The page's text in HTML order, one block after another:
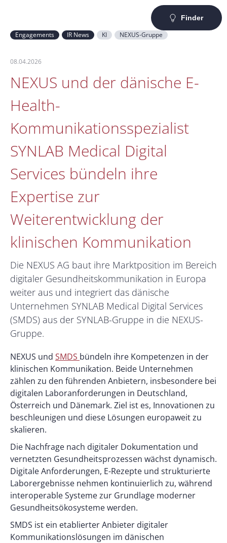
Finder
Engagements IR News KI NEXUS-Gruppe
08.04.2026
NEXUS und der dänische E-
Health-
Kommunikationsspezialist
SYNLAB Medical Digital
Services bündeln ihre
Expertise zur
Weiterentwicklung der
klinischen Kommunikation
Die NEXUS AG baut ihre Marktposition im Bereich
digitaler Gesundheitskommunikation in Europa
weiter aus und integriert das dänische
Unternehmen SYNLAB Medical Digital Services
(SMDS) aus der SYNLAB-Gruppe in die NEXUS-
Gruppe.
NEXUS und SMDS bündeln ihre Kompetenzen in der
klinischen Kommunikation. Beide Unternehmen
zählen zu den führenden Anbietern, insbesondere bei
digitalen Laboranforderungen in Deutschland,
Österreich und Dänemark. Ziel ist es, Innovationen zu
beschleunigen und diese Lösungen europaweit zu
skalieren.
Die Nachfrage nach digitaler Dokumentation und
vernetzten Gesundheitsprozessen wächst dynamisch.
Digitale Anforderungen, E-Rezepte und strukturierte
Laborergebnisse nehmen kontinuierlich zu, während
interoperable Systeme zur Grundlage moderner
Gesundheitsökosysteme werden.
SMDS ist ein etablierter Anbieter digitaler
Kommunikationslösungen im dänischen